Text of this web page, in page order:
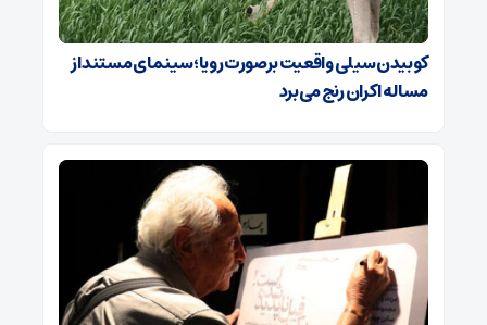
کوبیدن سیلی واقعیت برصورت رویا؛ سینمای مستند از
مساله اکران رنج می‌برد